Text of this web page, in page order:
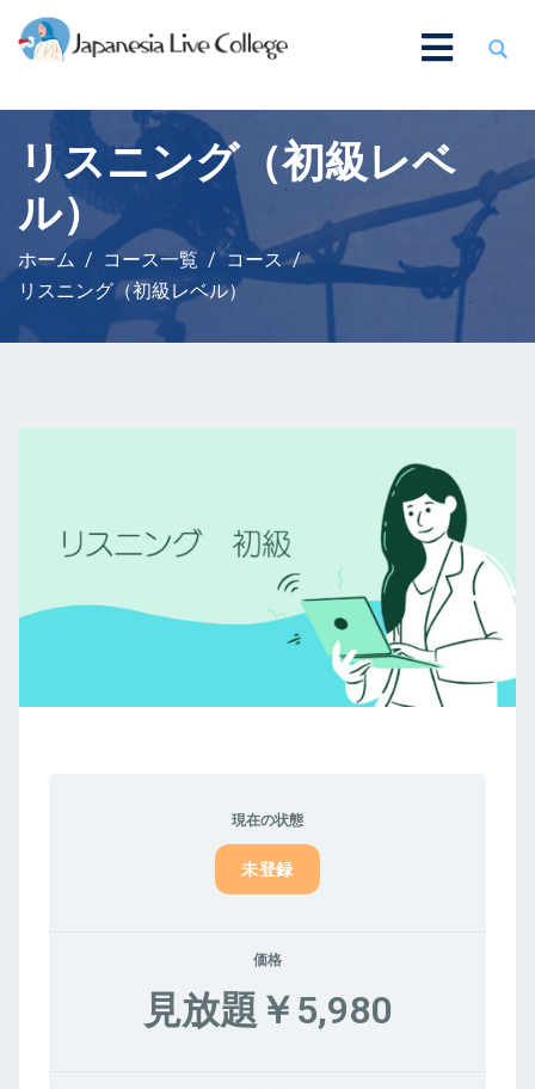
リスニング（初級レベ
ル）
ホーム コース一覧
コース
リスニング（初級レベル）
現在の状態
未登録
価格
見放題￥5,980